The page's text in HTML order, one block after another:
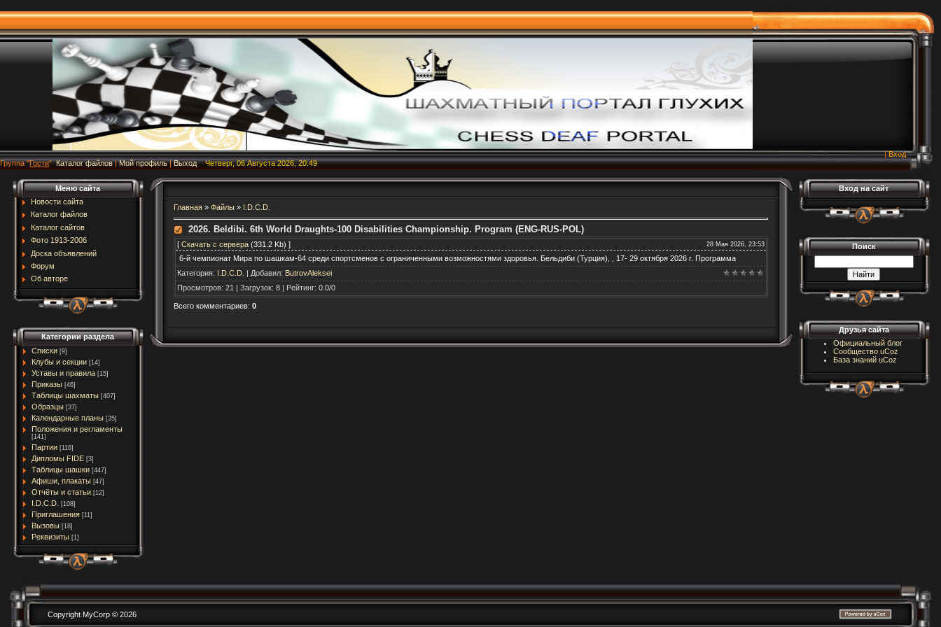
Группа"Гости" Каталог файлов |Мой профиль |Выход Четверг, 06 Августа 2026, 20:49
|Вход
Меню сайта
Новости сайта
Каталог файлов
Каталог сайтов
Фото 1913-2006
Доска объявлений
Форум
Об авторе
Категории раздела
Списки [9]
Клубы и секции [14]
Уставы и правила [15]
Приказы [46]
Таблицы шахматы [407]
Образцы [37]
Календарные планы [35]
Положения и регламенты
[141]
Партии [116]
Дипломы FIDE [3]
Таблицы шашки [447]
Афиши, плакаты [47]
Отчёты и статьи [12]
I.D.C.D. [108]
Приглашения [11]
Вызовы [18]
Реквизиты [1]
Главная» Файлы» I.D.C.D.
2026. Beldibi. 6th World Draughts-100 Disabilities Championship. Program (ENG-RUS-POL)
[ Скачать с сервера(331.2 Kb) ] 28 Мая 2026, 23:53
6-й чемпионат Мира по шашкам-64 среди спортсменов с ограниченными возможностями здоровья. Бельдиби (Турция), , 17- 29 октября 2026 г. Программа
Категория: I.D.C.D. | Добавил: ButrovAleksei
Просмотров: 21 | Загрузок: 8 | Рейтинг: 0.0/0
Всего комментариев: 0
Вход на сайт
Поиск
Друзья сайта
Официальный блог
Сообщество uCoz
База знаний uCoz
Copyright MyCorp © 2026